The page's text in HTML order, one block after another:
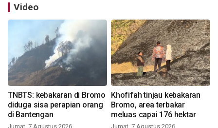
Video
TNBTS: kebakaran di Bromo
diduga sisa perapian orang
di Bantengan
Jumat, 7 Agustus 2026
Khofifah tinjau kebakaran
Bromo, area terbakar
meluas capai 176 hektar
Jumat, 7 Agustus 2026